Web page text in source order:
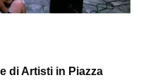
di Artisti in Piazza